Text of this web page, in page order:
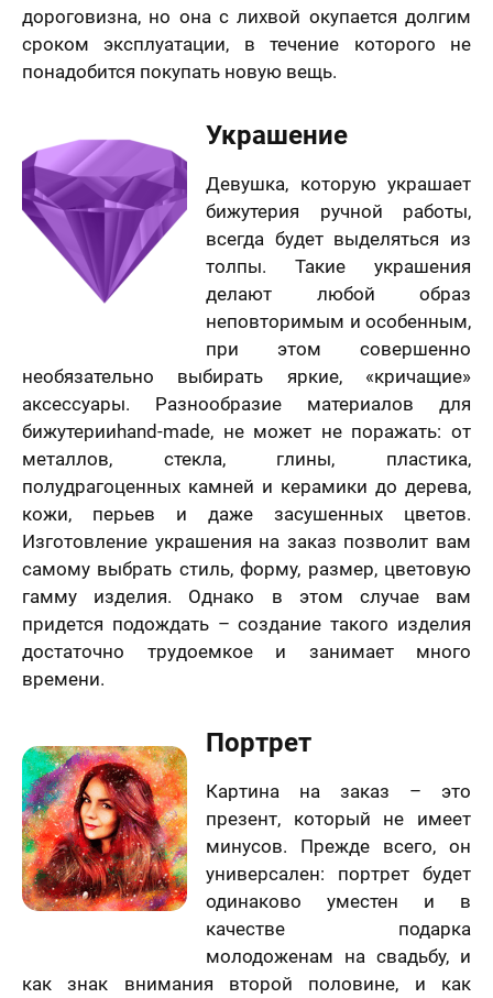
дороговизна, но она с лихвой окупается долгим
сроком эксплуатации, в течение которого не
понадобится покупать новую вещь.
Украшение
Девушка, которую украшает
бижутерия ручной работы,
всегда будет выделяться из
толпы. Такие украшения
делают любой образ
неповторимым и особенным,
при этом совершенно
необязательно выбирать яркие, «кричащие»
аксессуары. Разнообразие материалов для
бижутерииhand-made, не может не поражать: от
металлов, стекла, глины, пластика,
полудрагоценных камней и керамики до дерева,
кожи, перьев и даже засушенных цветов.
Изготовление украшения на заказ позволит вам
самому выбрать стиль, форму, размер, цветовую
гамму изделия. Однако в этом случае вам
придется подождать – создание такого изделия
достаточно трудоемкое и занимает много
времени.
Портрет
Картина на заказ – это
презент, который не имеет
минусов. Прежде всего, он
универсален: портрет будет
одинаково уместен и в
качестве подарка
молодоженам на свадьбу, и
как знак внимания второй половине, и как